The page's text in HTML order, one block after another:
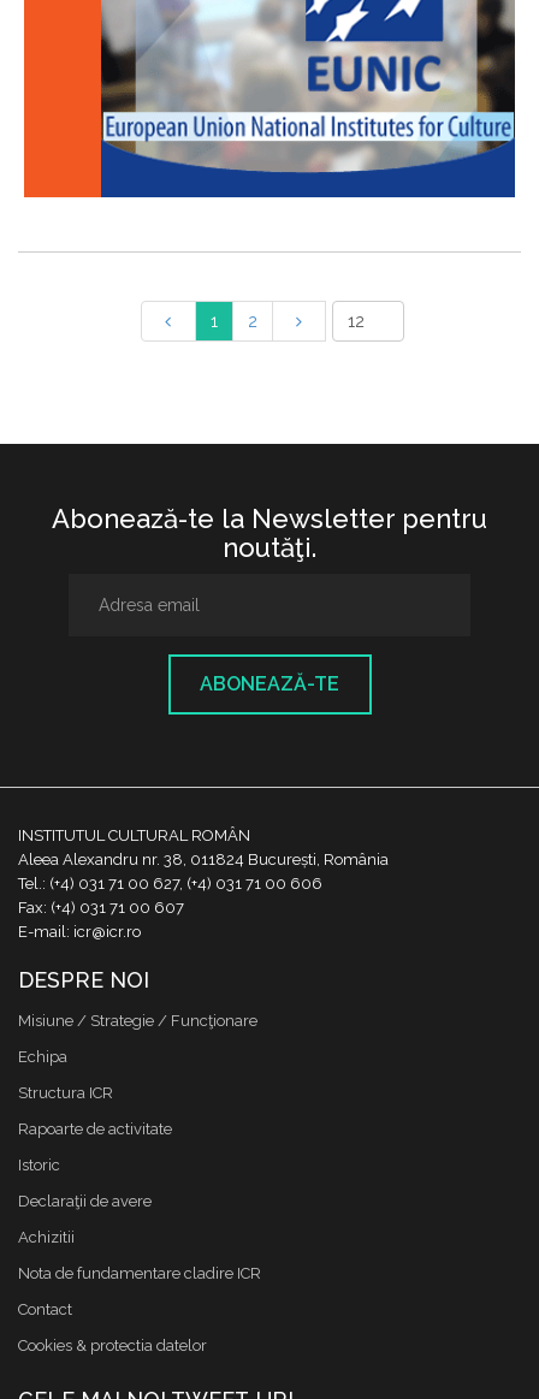
1 2
Abonează-te la Newsletter pentru
noutăţi.
ABONEAZĂ-TE
INSTITUTUL CULTURAL ROMÂN
Aleea Alexandru nr. 38, 011824 București, România
Tel.: (+4) 031 71 00 627, (+4) 031 71 00 606
Fax: (+4) 031 71 00 607
E-mail: icr@icr.ro
DESPRE NOI
Misiune / Strategie / Funcţionare
Echipa
Structura ICR
Rapoarte de activitate
Istoric
Declaraţii de avere
Achizitii
Nota de fundamentare cladire ICR
Contact
Cookies & protectia datelor